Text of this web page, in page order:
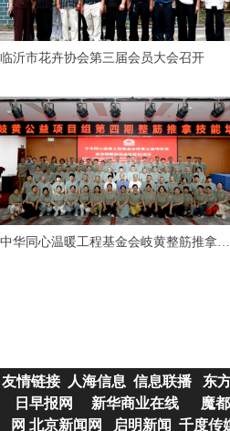
临沂市花卉协会第三届会员大会召开
中华同心温暖工程基金会岐黄整筋推拿技
友情链接 人海信息 信息联播 东
日早报网
新华商业在线 魔
网 北京新闻网 启明新闻 千度传